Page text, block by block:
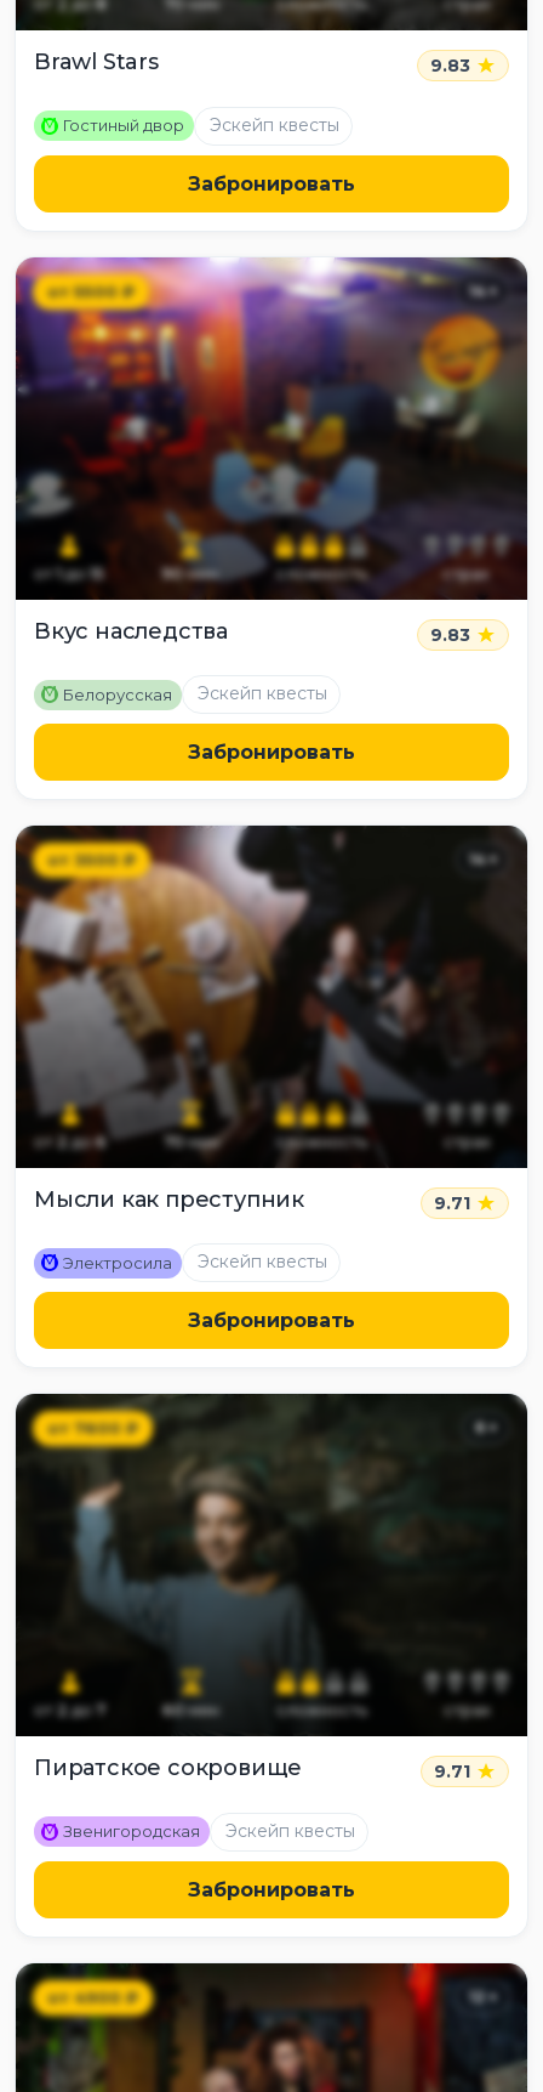
8 70 сложность страх
Brawl Stars 9.83
M Гостиный двор Эскейп квесты
Забронировать
от5500₽ 14+
от до 15 90 мин сложность страх
Вкус наследства 9.83
M Белорусская Эскейп квесты
Забронировать
от 3500₽ 14+
от 2до6 70мин сложность страх
Мысли как преступник 9.71
M Электросила Эскейп квесты
Забронировать
от 7600₽ 6+
от 2до 7 60мин сложность страх
Пиратское сокровище 9.71
M Звенигородская Эскейп квесты
Забронировать
от4900₽ 12 +